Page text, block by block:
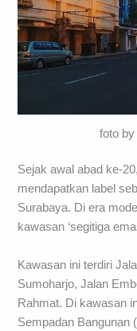
foto
Sejak awal abad ke-
mendapatkan label
Surabaya. Di era
kawasan ‘segitiga
Kawasan ini terdiri
Sumoharjo, Jalan
Rahmat. Di kawasan
Sempadan Bangunan